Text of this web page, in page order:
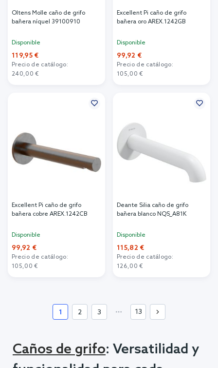
Oltens Molle caño de grifo
bañera níquel 39100910
Disponible
119,95 €
Precio de catálogo:
240,00 €
Excellent Pi caño de grifo
bañera oro AREX.1242GB
Disponible
99,92 €
Precio de catálogo:
105,00 €
Excellent Pi caño de grifo
bañera cobre AREX.1242CB
Disponible
99,92 €
Precio de catálogo:
105,00 €
Deante Silia caño de grifo
bañera blanco NQS_A81K
Disponible
115,82 €
Precio de catálogo:
126,00 €
1 2 3 13
Caños de grifo: Versatilidad y